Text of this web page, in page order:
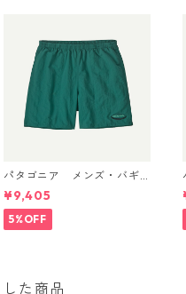
パタゴニア メンズ・バギ
ーズ・ショーツ ５インチ 5
7022 '95 Oval Logo: Gem
Green 日本正規品
¥9,405
5%OFF
た商品